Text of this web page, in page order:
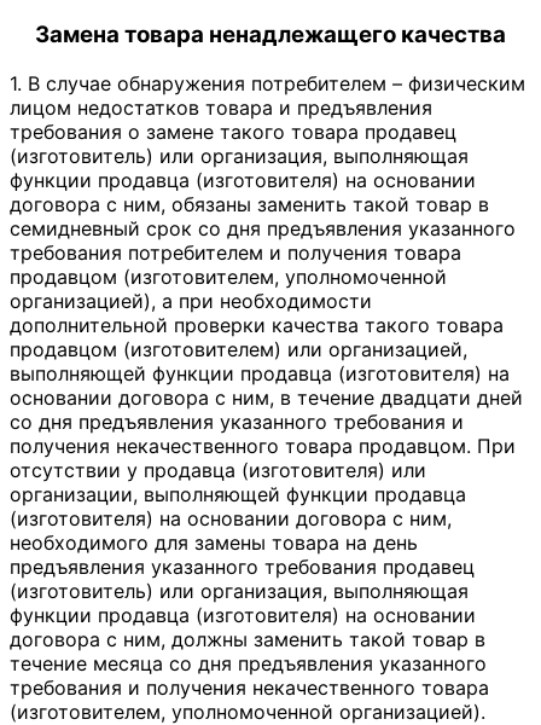
Замена товара ненадлежащего качества
1. В случае обнаружения потребителем – физическим
лицом недостатков товара и предъявления
требования о замене такого товара продавец
(изготовитель) или организация, выполняющая
функции продавца (изготовителя) на основании
договора с ним, обязаны заменить такой товар в
семидневный срок со дня предъявления указанного
требования потребителем и получения товара
продавцом (изготовителем, уполномоченной
организацией), а при необходимости
дополнительной проверки качества такого товара
продавцом (изготовителем) или организацией,
выполняющей функции продавца (изготовителя) на
основании договора с ним, в течение двадцати дней
со дня предъявления указанного требования и
получения некачественного товара продавцом. При
отсутствии у продавца (изготовителя) или
организации, выполняющей функции продавца
(изготовителя) на основании договора с ним,
необходимого для замены товара на день
предъявления указанного требования продавец
(изготовитель) или организация, выполняющая
функции продавца (изготовителя) на основании
договора с ним, должны заменить такой товар в
течение месяца со дня предъявления указанного
требования и получения некачественного товара
(изготовителем, уполномоченной организацией).